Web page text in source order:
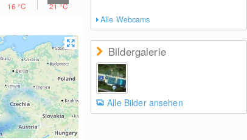
16°C 21°C
Alle Webcams
Bildergalerie
Alle Bilder ansehen